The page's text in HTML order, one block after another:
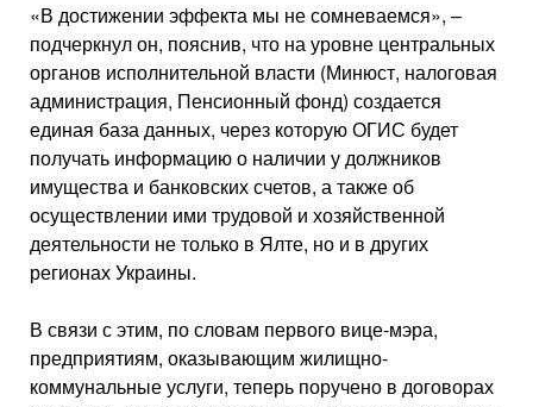
«В достижении эффекта мы не сомневаемся», –
подчеркнул он, пояснив, что на уровне центральных
органов исполнительной власти (Минюст, налоговая
администрация, Пенсионный фонд) создается
единая база данных, через которую ОГИС будет
получать информацию о наличии у должников
имущества и банковских счетов, а также об
осуществлении ими трудовой и хозяйственной
деятельности не только в Ялте, но и в других
регионах Украины.
В связи с этим, по словам первого вице-мэра,
предприятиям, оказывающим жилищно-
коммунальные услуги, теперь поручено в договорах